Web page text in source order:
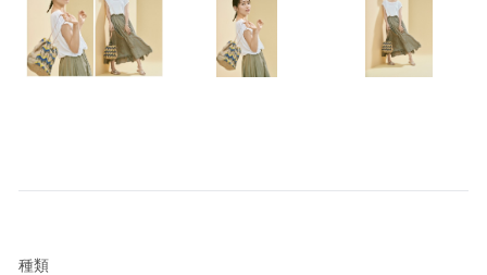
種類